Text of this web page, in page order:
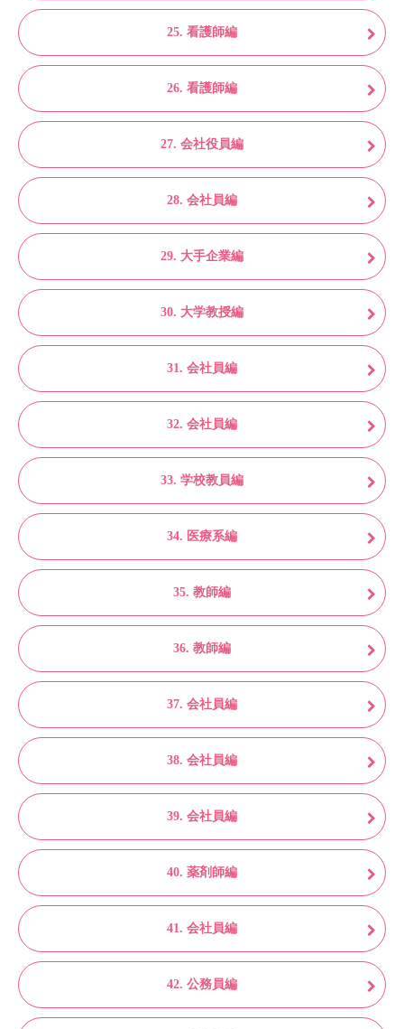
25. 看護師編
26. 看護師編
27. 会社役員編
28. 会社員編
29. 大手企業編
30. 大学教授編
31. 会社員編
32. 会社員編
33. 学校教員編
34. 医療系編
35. 教師編
36. 教師編
37. 会社員編
38. 会社員編
39. 会社員編
40. 薬剤師編
41. 会社員編
42. 公務員編